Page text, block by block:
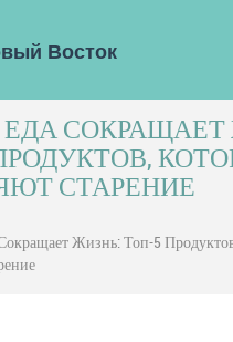
СОКРАЩАЕТ
СТАРЕНИЕ
Жизнь: Топ-5